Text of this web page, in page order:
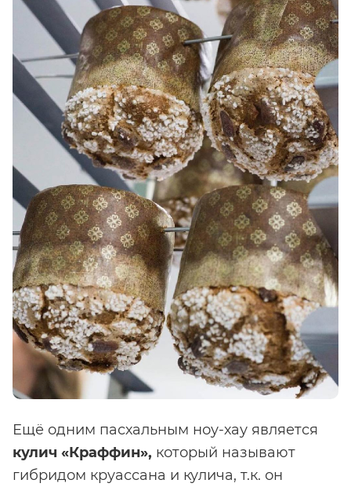
Ещё одним пасхальным ноу-хау является
кулич «Краффин», который называют
гибридом круассана и кулича, т.к. он